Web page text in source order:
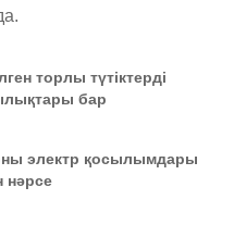
торлы түтіктерді
бар
электр қосылымдары
нәрсе